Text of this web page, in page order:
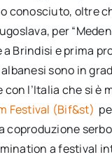
conosciuto, oltre
per
Brindisi e prima
sono in
con l’Italia che si
Festival (Bif&st)
coproduzione
a festival